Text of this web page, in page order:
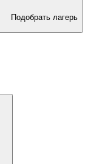
Подобрать лагерь